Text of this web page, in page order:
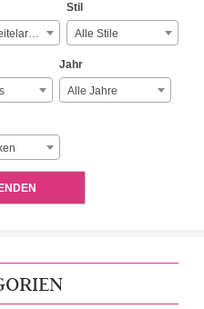
Alle Scheitelarten
Stil
Alle Stile
Jahr
Alle Jahre